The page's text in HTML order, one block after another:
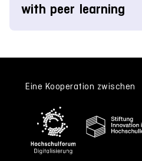
with peer learning
Eine Kooperation zwischen